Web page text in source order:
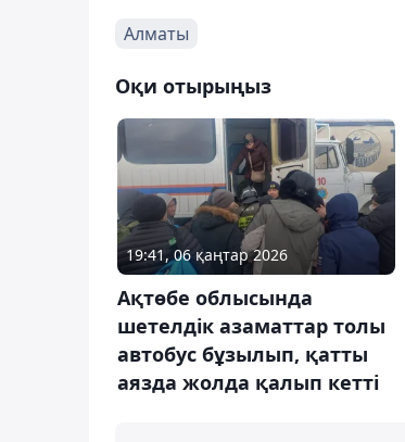
Алматы
Оқи отырыңыз
19:41, 06 қаңтар 2026
Ақтөбе облысында
шетелдік азаматтар толы
автобус бұзылып, қатты
аязда жолда қалып кетті